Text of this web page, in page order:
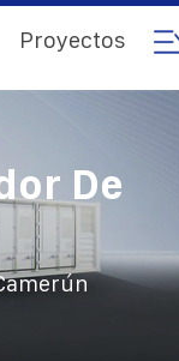
Proyectos
De